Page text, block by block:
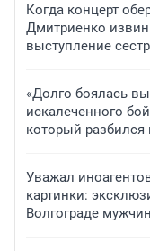
Когда концерт
Дмитриенко
выступление
«Долго боялась
искалеченного
который разбился
Уважал
картинки:
Волгограде